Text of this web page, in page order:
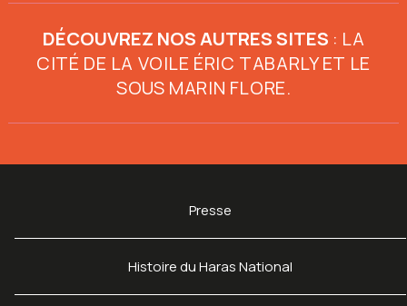
DÉCOUVREZ NOS AUTRES SITES : LA
CITÉ DE LA VOILE ÉRIC TABARLYET LE
SOUS MARIN FLORE.
Presse
Histoire du Haras National